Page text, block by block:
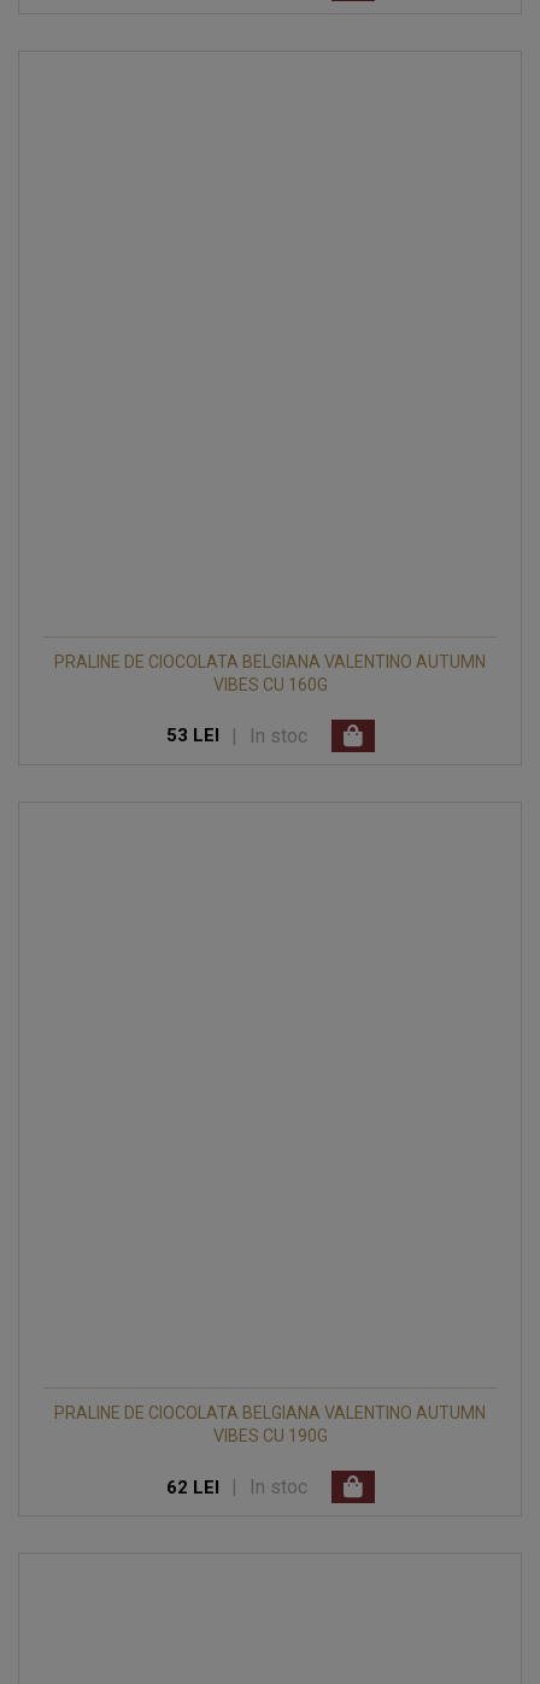
PRALINE DE CIOCOLATA BELGIANA VALENTINO AUTUMN
VIBES CU 160G
53 LEI | In stoc
PRALINE DE CIOCOLATA BELGIANA VALENTINO AUTUMN
VIBES CU 190G
62 LEI | In stoc